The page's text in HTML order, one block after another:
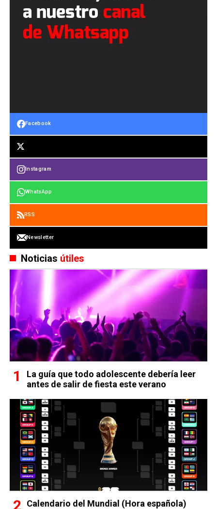
Facebook
Instagram
WhatsApp
RSS
Newsletter
Noticias útiles
La guía que todo adolescente debería leer
antes de salir de fiesta este verano
Calendario del Mundial (Hora española)